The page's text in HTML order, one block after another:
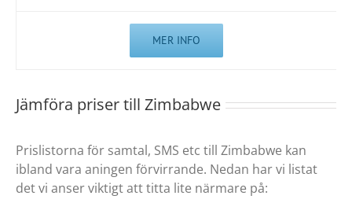
MER INFO
Jämföra priser till Zimbabwe
Prislistorna för samtal, SMS etc till Zimbabwe kan
ibland vara aningen förvirrande. Nedan har vi listat
det vi anser viktigt att titta lite närmare på: